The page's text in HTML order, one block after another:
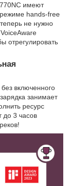
имеют
hands-free
не нужно
отрегулировать
включенного
занимает
ресурс
до 3 часов